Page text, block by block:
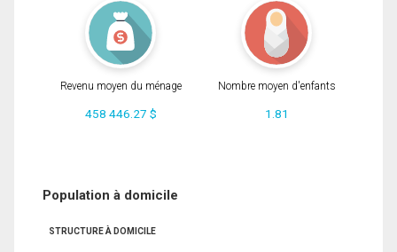
Revenu moyen du ménage
458 446.27 $
Nombre moyen d'enfants
1.81
Population à domicile
STRUCTURE À DOMICILE